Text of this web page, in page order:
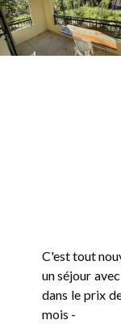
C'est tout
un séjour
dans le prix
mois -